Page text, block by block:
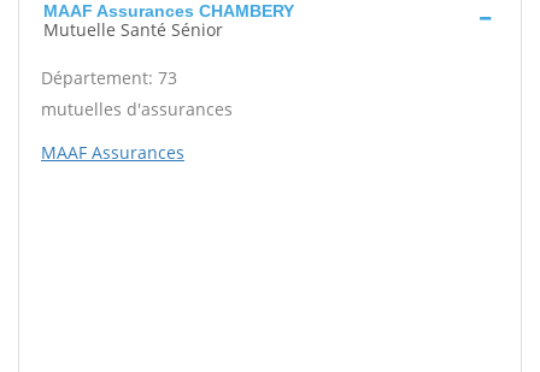
MAAF Assurances CHAMBERY
Mutuelle Santé Sénior
Département: 73
mutuelles d'assurances
MAAF Assurances